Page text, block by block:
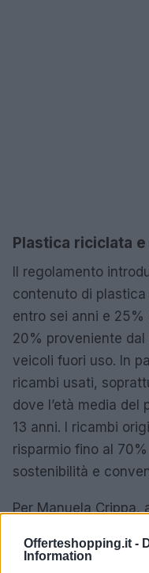
Offerteshopping.it -
Information
Plastica riciclata
Il regolamento
contenuto di
entro sei anni e 25%
20% proveniente
veicoli fuori uso. In
ricambi usati,
dove l’età media del
13 anni. I ricambi
risparmio fino al
sostenibilità e
Per Manuela Crippa,
Development di